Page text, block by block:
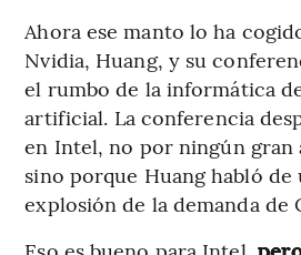
Ahora ese manto lo ha
Nvidia, Huang, y su
el rumbo de la informática
artificial. La conferencia
en Intel, no por ningún gran
sino porque Huang habló
explosión de la demanda de